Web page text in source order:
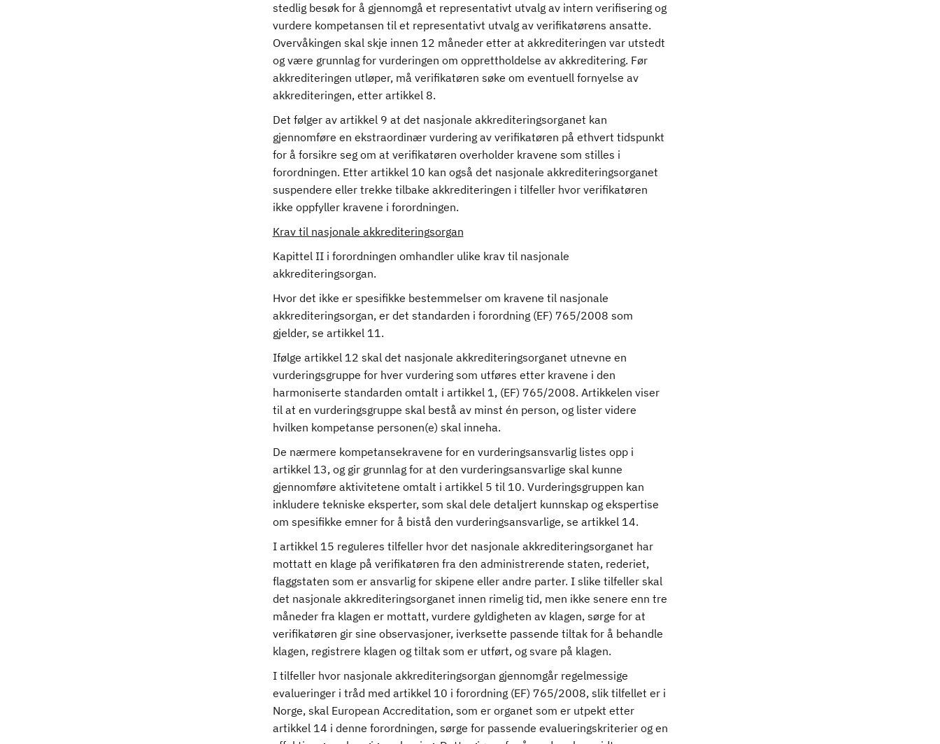
stedlig besøk for å gjennomgå et representativt utvalg av intern verifisering og
vurdere kompetansen til et representativt utvalg av verifikatørens ansatte.
Overvåkingen skal skje innen 12 måneder etter at akkrediteringen var utstedt
og være grunnlag for vurderingen om opprettholdelse av akkreditering. Før
akkrediteringen utløper, må verifikatøren søke om eventuell fornyelse av
akkrediteringen, etter artikkel 8.
Det følger av artikkel 9 at det nasjonale akkrediteringsorganet kan
gjennomføre en ekstraordinær vurdering av verifikatøren på ethvert tidspunkt
for å forsikre seg om at verifikatøren overholder kravene som stilles i
forordningen. Etter artikkel 10 kan også det nasjonale akkrediteringsorganet
suspendere eller trekke tilbake akkrediteringen i tilfeller hvor verifikatøren
ikke oppfyller kravene i forordningen.
Krav til nasjonale akkrediteringsorgan
Kapittel II i forordningen omhandler ulike krav til nasjonale
akkrediteringsorgan.
Hvor det ikke er spesifikke bestemmelser om kravene til nasjonale
akkrediteringsorgan, er det standarden i forordning (EF) 765/2008 som
gjelder, se artikkel 11.
Ifølge artikkel 12 skal det nasjonale akkrediteringsorganet utnevne en
vurderingsgruppe for hver vurdering som utføres etter kravene i den
harmoniserte standarden omtalt i artikkel 1, (EF) 765/2008. Artikkelen viser
til at en vurderingsgruppe skal bestå av minst én person, og lister videre
hvilken kompetanse personen(e) skal inneha.
De nærmere kompetansekravene for en vurderingsansvarlig listes opp i
artikkel 13, og gir grunnlag for at den vurderingsansvarlige skal kunne
gjennomføre aktivitetene omtalt i artikkel 5 til 10. Vurderingsgruppen kan
inkludere tekniske eksperter, som skal dele detaljert kunnskap og ekspertise
om spesifikke emner for å bistå den vurderingsansvarlige, se artikkel 14.
I artikkel 15 reguleres tilfeller hvor det nasjonale akkrediteringsorganet har
mottatt en klage på verifikatøren fra den administrerende staten, rederiet,
flaggstaten som er ansvarlig for skipene eller andre parter. I slike tilfeller skal
det nasjonale akkrediteringsorganet innen rimelig tid, men ikke senere enn tre
måneder fra klagen er mottatt, vurdere gyldigheten av klagen, sørge for at
verifikatøren gir sine observasjoner, iverksette passende tiltak for å behandle
klagen, registrere klagen og tiltak som er utført, og svare på klagen.
I tilfeller hvor nasjonale akkrediteringsorgan gjennomgår regelmessige
evalueringer i tråd med artikkel 10 i forordning (EF) 765/2008, slik tilfellet er i
Norge, skal European Accreditation, som er organet som er utpekt etter
artikkel 14 i denne forordningen, sørge for passende evalueringskriterier og en